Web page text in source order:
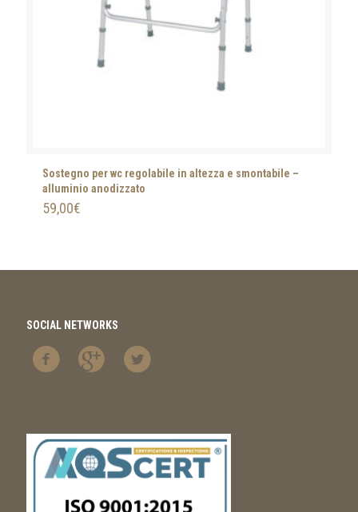
Sostegno per wc regolabile in altezza e smontabile –
alluminio anodizzato
59,00€
SOCIAL NETWORKS